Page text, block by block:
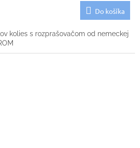
Do košíka
kolies s rozprašovačom od nemeckej